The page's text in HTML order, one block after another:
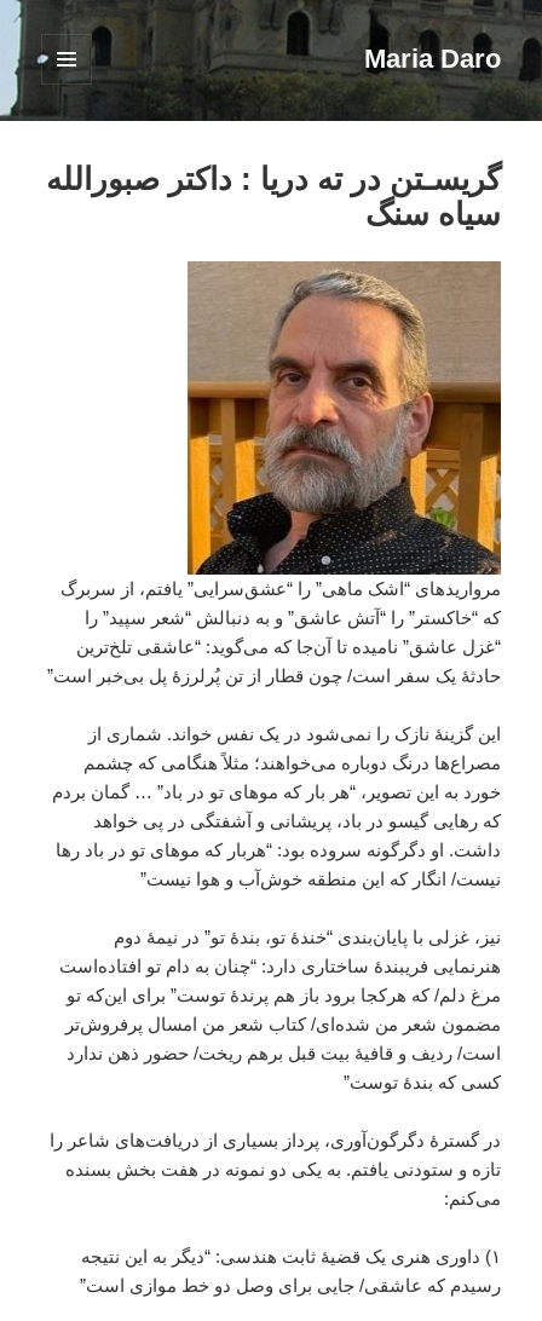
Maria Daro
فهرست
ابزارک‌ها
گریسـتن در ته دریا : داکتر صبورالله
سیاه سنگ
مرواریدهای “اشک ماهی” را “عشق‌سرایی” یافتم، از سربرگ
که “خاکستر” را “آتش عاشق” و به دنبالش “شعر سپید” را
“غزل عاشق” نامیده تا آن‌جا که می‌گوید: “عاشقی تلخ‌ترین
حادثۀ یک سفر است/ چون قطار از تن پُرلرزۀ پل بی‌خبر است”
این گزینۀ نازک را نمی‌شود در یک نفس خواند. شماری از
مصراع‌ها درنگ دوباره می‌خواهند؛ مثلاً هنگامی که چشمم
خورد به این تصویر، “هر بار که موهای تو در باد” … گمان بردم
که رهایی گیسو در باد، پریشانی و آشفتگی در پی خواهد
داشت. او دگرگونه سروده بود: “هربار که موهای تو در باد رها
نیست/ انگار که این منطقه خوش‌آب و هوا نیست”
نیز، غزلی با پایان‌بندی “خندۀ تو، بندۀ تو” در نیمۀ دوم
هنرنمایی فریبندۀ ساختاری دارد: “چنان به دام تو افتاده‌است
مرغ دلم/ که هرکجا برود باز هم پرندۀ توست” برای این‌که تو
مضمون شعر من شده‌ای/ کتاب شعر من امسال پرفروش‌تر
است/ ردیف و قافیۀ بیت قبل برهم ریخت/ حضور ذهن ندارد
کسی که بندۀ توست”
در گسترۀ دگرگون‌آوری، پرداز بسیاری از دریافت‌های شاعر را
تازه و ستودنی یافتم. به یکی دو نمونه در هفت بخش بسنده
می‌کنم:
۱) داوری هنری یک قضیۀ ثابت هندسی: “دیگر به این نتیجه
رسیدم که عاشقی/ جایی برای وصل دو خط موازی است”